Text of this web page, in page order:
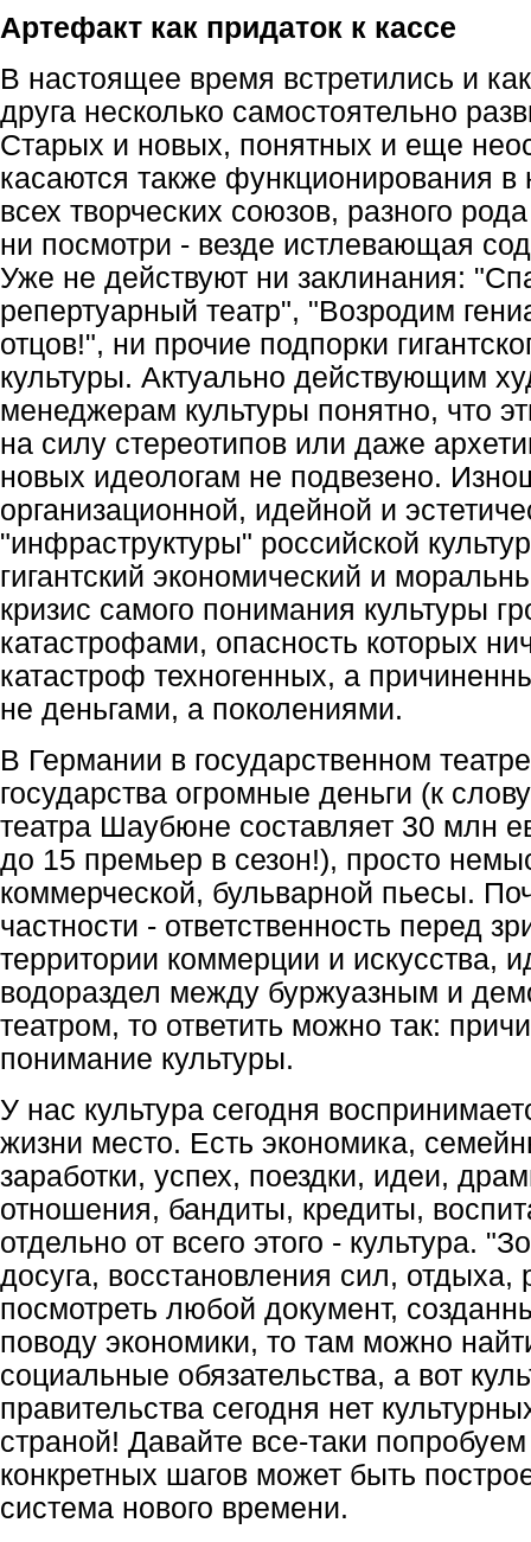
Артефакт как придаток к кассе
В настоящее время встретились и
друга несколько самостоятельно
Старых и новых, понятных и еще
касаются также функционирования
всех творческих союзов, разного
ни посмотри - везде истлевающая
Уже не действуют ни заклинания:
репертуарный театр", "Возродим
отцов!", ни прочие подпорки
культуры. Актуально действующим
менеджерам культуры понятно, что
на силу стереотипов или даже
новых идеологам не подвезено.
организационной, идейной и
"инфраструктуры" российской
гигантский экономический и
кризис самого понимания культуры
катастрофами, опасность которых
катастроф техногенных, а
не деньгами, а поколениями.
В Германии в государственном
государства огромные деньги (к
театра Шаубюне составляет 30 млн
до 15 премьер в сезон!), просто
коммерческой, бульварной пьесы.
частности - ответственность перед
территории коммерции и искусства,
водораздел между буржуазным и
театром, то ответить можно так:
понимание культуры.
У нас культура сегодня
жизни место. Есть экономика,
заработки, успех, поездки, идеи,
отношения, бандиты, кредиты,
отдельно от всего этого - культура.
досуга, восстановления сил, отдыха,
посмотреть любой документ,
поводу экономики, то там можно
социальные обязательства, а вот
правительства сегодня нет
страной! Давайте все-таки
конкретных шагов может быть
система нового времени.